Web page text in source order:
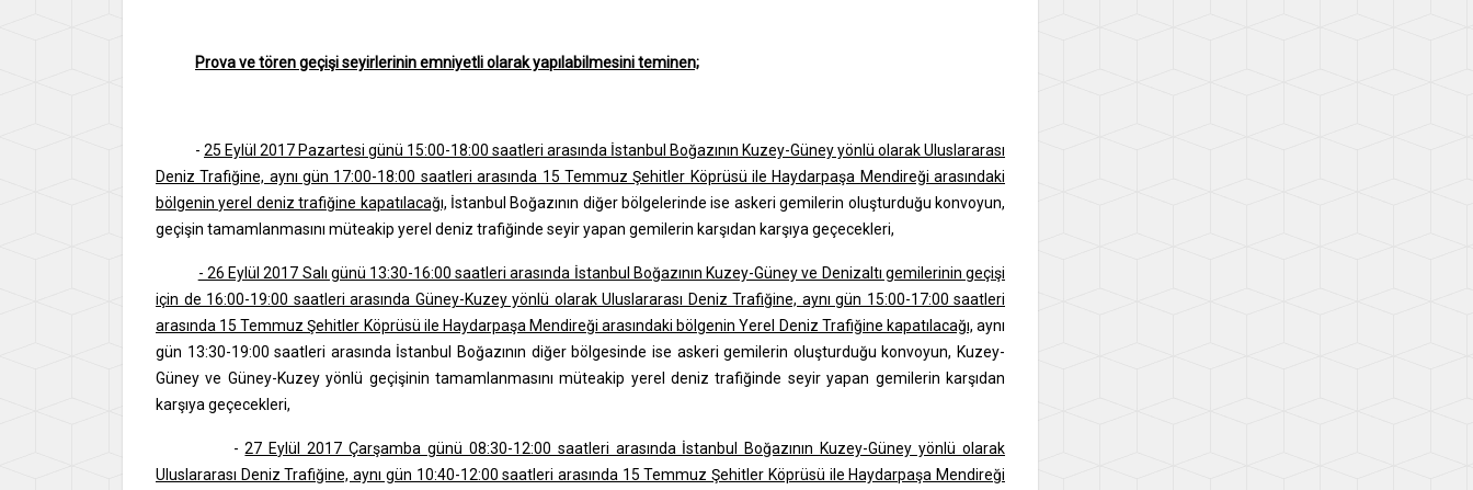
Prova ve tören geçişi seyirlerinin emniyetli olarak yapılabilmesini teminen;
- 25 Eylül 2017 Pazartesi günü 15:00-18:00 saatleri arasında İstanbul Boğazının Kuzey-Güney yönlü olarak Uluslararası
Deniz Trafiğine, aynı gün 17:00-18:00 saatleri arasında 15 Temmuz Şehitler Köprüsü ile Haydarpaşa Mendireği arasındaki
bölgenin yerel deniz trafiğine kapatılacağı, İstanbul Boğazının diğer bölgelerinde ise askeri gemilerin oluşturduğu konvoyun,
geçişin tamamlanmasını müteakip yerel deniz trafiğinde seyir yapan gemilerin karşıdan karşıya geçecekleri,
- 26 Eylül 2017 Salı günü 13:30-16:00 saatleri arasında İstanbul Boğazının Kuzey-Güney ve Denizaltı gemilerinin geçişi
için de 16:00-19:00 saatleri arasında Güney-Kuzey yönlü olarak Uluslararası Deniz Trafiğine, aynı gün 15:00-17:00 saatleri
arasında 15 Temmuz Şehitler Köprüsü ile Haydarpaşa Mendireği arasındaki bölgenin Yerel Deniz Trafiğine kapatılacağı, aynı
gün 13:30-19:00 saatleri arasında İstanbul Boğazının diğer bölgesinde ise askeri gemilerin oluşturduğu konvoyun, Kuzey-
Güney ve Güney-Kuzey yönlü geçişinin tamamlanmasını müteakip yerel deniz trafiğinde seyir yapan gemilerin karşıdan
karşıya geçecekleri,
-27 Eylül 2017 Çarşamba günü 08:30-12:00 saatleri arasında İstanbul Boğazının Kuzey-Güney yönlü olarak
Uluslararası Deniz Trafiğine, aynı gün 10:40-12:00 saatleri arasında 15 Temmuz Şehitler Köprüsü ile Haydarpaşa Mendireği